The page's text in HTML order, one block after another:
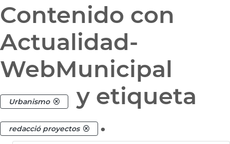
Contenido con
Actualidad-
WebMunicipal
Urbanismo y etiqueta
redacció proyectos .